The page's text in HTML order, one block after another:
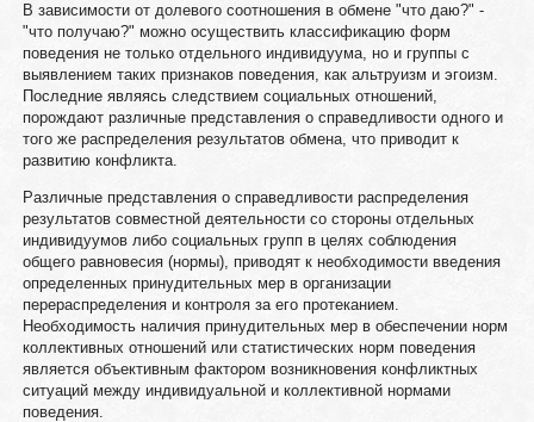
В зависимости от долевого соотношения в обмене "что даю?" -
"что получаю?" можно осуществить классификацию форм
поведения не только отдельного индивидуума, но и группы с
выявлением таких признаков поведения, как альтруизм и эгоизм.
Последние являясь следствием социальных отношений,
порождают различные представления о справедливости одного и
того же распределения результатов обмена, что приводит к
развитию конфликта.
Различные представления о справедливости распределения
результатов совместной деятельности со стороны отдельных
индивидуумов либо социальных групп в целях соблюдения
общего равновесия (нормы), приводят к необходимости введения
определенных принудительных мер в организации
перераспределения и контроля за его протеканием.
Необходимость наличия принудительных мер в обеспечении норм
коллективных отношений или статистических норм поведения
является объективным фактором возникновения конфликтных
ситуаций между индивидуальной и коллективной нормами
поведения.